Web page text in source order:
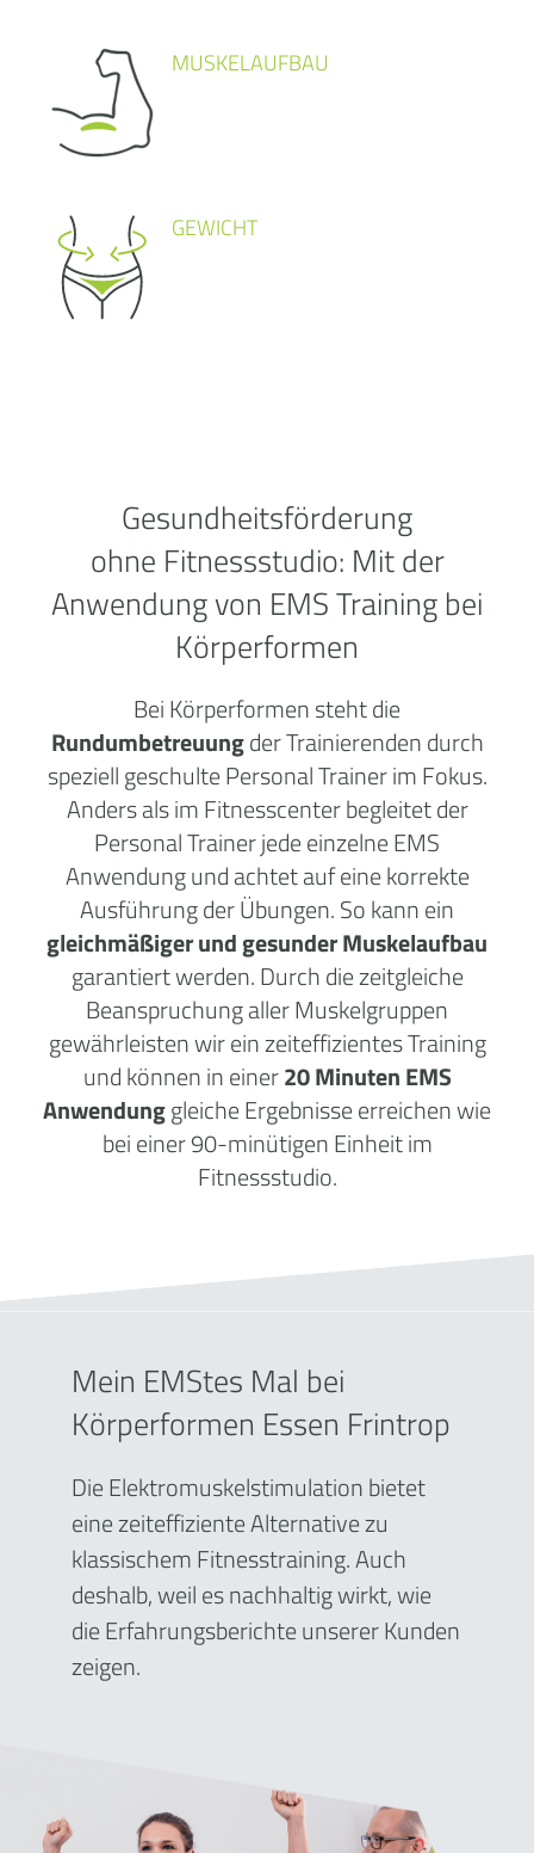
MUSKELAUFBAU
GEWICHT
Gesundheitsförderung
ohne Fitnessstudio: Mit der
Anwendung von EMS Training bei
Körperformen
Bei Körperformen steht die
Rundumbetreuungder Trainierenden durch
speziell geschulte Personal Trainer im Fokus.
Anders als im Fitnesscenter begleitet der
Personal Trainer jede einzelne EMS
Anwendung und achtet auf eine korrekte
Ausführung der Übungen. So kann ein
gleichmäßiger und gesunder Muskelaufbau
garantiert werden. Durch die zeitgleiche
Beanspruchung aller Muskelgruppen
gewährleisten wir ein zeiteffizientes Training
und können in einer20 Minuten EMS
Anwendunggleiche Ergebnisse erreichen wie
bei einer 90-minütigen Einheit im
Fitnessstudio.
Mein EMStes Mal bei
Körperformen Essen Frintrop
Die Elektromuskelstimulation bietet
eine zeiteffiziente Alternative zu
klassischem Fitnesstraining. Auch
deshalb, weil es nachhaltig wirkt, wie
die Erfahrungsberichte unserer Kunden
zeigen.